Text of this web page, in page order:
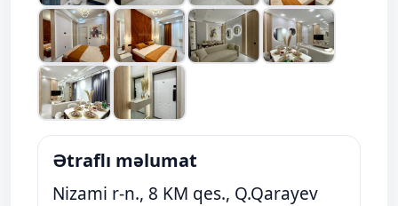
Ətraflı məlumat
Nizami r-n., 8 KM qes., Q.Qarayev